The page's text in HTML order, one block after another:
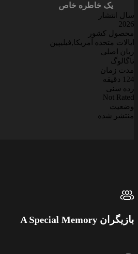
یک خاطره خاص
سال انتشار
2026
محصول کشور
ایالات متحده آمریکا,فیلیپین
زبان اصلی
تاگالوگ
مدت زمان
124 دقیقه
رده سنی
Not Rated
وضعیت
منتشر شده
بازیگران A Special Memory